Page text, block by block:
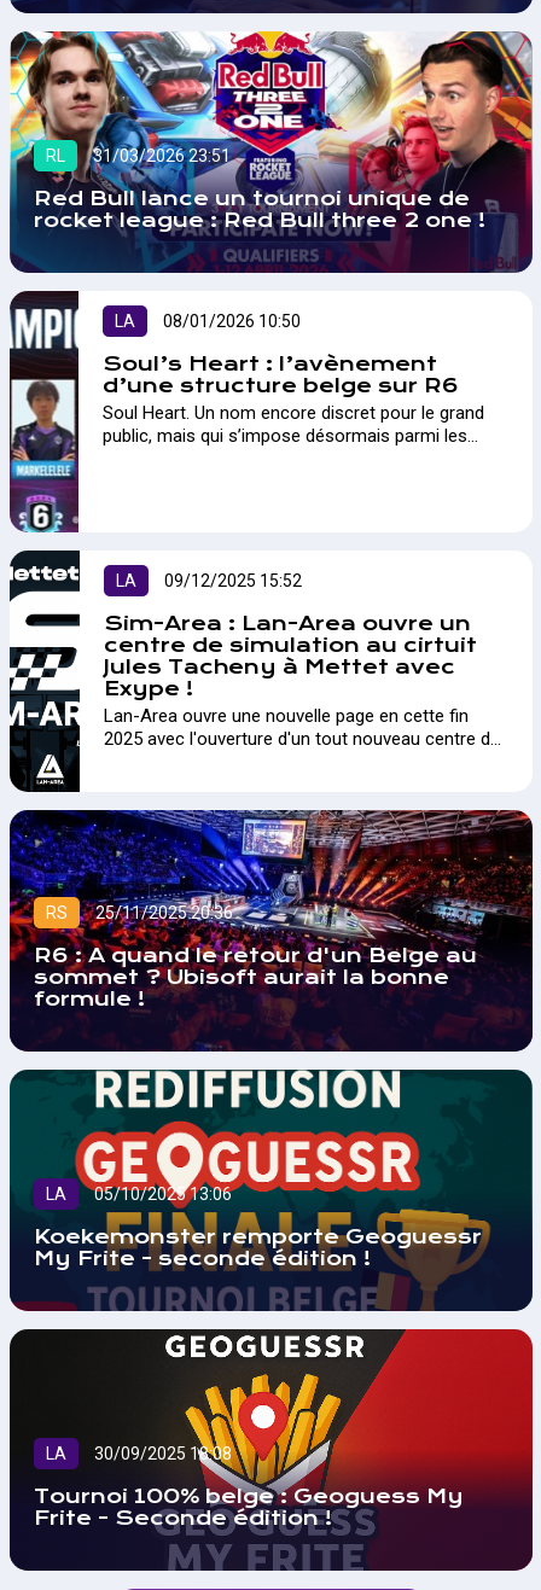
RL 31/03/2026 23:51
Red Bull lance un tournoi unique de
rocket league : Red Bull three 2 one !
LA 08/01/2026 10:50
Soul’s Heart : l’avènement
d’une structure belge sur R6
Soul Heart. Un nom encore discret pour le grand
public, mais qui s’impose désormais parmi les
LA 09/12/2025 15:52
Sim-Area : Lan-Area ouvre un
centre de simulation au cirtuit
Jules Tacheny à Mettet avec
Exype !
Lan-Area ouvre une nouvelle page en cette fin
2025 avec l'ouverture d'un tout nouveau centre de
RS 25/11/2025 20:36
R6 : A quand le retour d'un Belge au
sommet ? Ubisoft aurait la bonne
formule !
LA 05/10/2025 13:06
Koekemonster remporte Geoguessr
My Frite - seconde édition !
LA 30/09/2025 18:08
Tournoi 100% belge : Geoguess My
Frite - Seconde édition !